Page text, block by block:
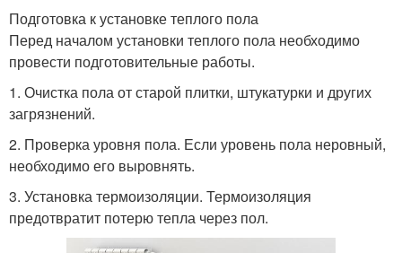
Подготовка к установке теплого пола
Перед началом установки теплого пола необходимо
провести подготовительные работы.
1. Очистка пола от старой плитки, штукатурки и других
загрязнений.
2. Проверка уровня пола. Если уровень пола неровный,
необходимо его выровнять.
3. Установка термоизоляции. Термоизоляция
предотвратит потерю тепла через пол.